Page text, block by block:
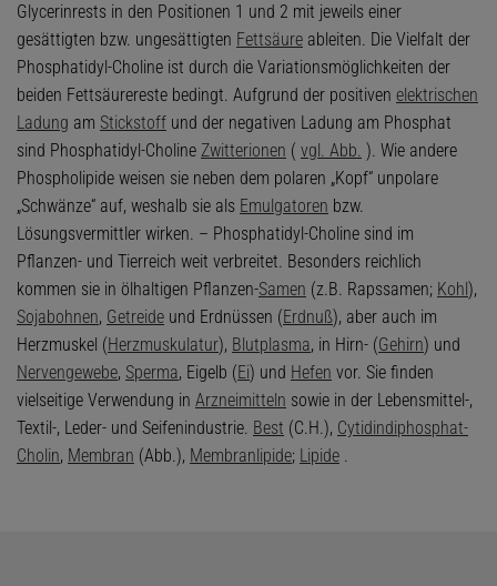
Glycerinrests in den Positionen 1 und 2 mit jeweils einer
gesättigten bzw. ungesättigten Fettsäure ableiten. Die Vielfalt der
Phosphatidyl-Choline ist durch die Variationsmöglichkeiten der
beiden Fettsäurereste bedingt. Aufgrund der positiven elektrischen
Ladung am Stickstoff und der negativen Ladung am Phosphat
sind Phosphatidyl-Choline Zwitterionen ( vgl. Abb. ). Wie andere
Phospholipide weisen sie neben dem polaren „Kopf“ unpolare
„Schwänze“ auf, weshalb sie als Emulgatoren bzw.
Lösungsvermittler wirken. – Phosphatidyl-Choline sind im
Pflanzen- und Tierreich weit verbreitet. Besonders reichlich
kommen sie in ölhaltigen Pflanzen-Samen (z.B. Rapssamen; Kohl),
Sojabohnen, Getreide und Erdnüssen (Erdnuß), aber auch im
Herzmuskel (Herzmuskulatur), Blutplasma, in Hirn- (Gehirn) und
Nervengewebe, Sperma, Eigelb (Ei) und Hefen vor. Sie finden
vielseitige Verwendung in Arzneimitteln sowie in der Lebensmittel-,
Textil-, Leder- und Seifenindustrie. Best (C.H.), Cytidindiphosphat-
Cholin, Membran (Abb.), Membranlipide; Lipide .